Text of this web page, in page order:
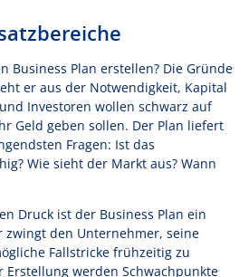
Business Plan erstellen? Die Gründe
er aus der Notwendigkeit, Kapital
Investoren wollen schwarz auf
Geld geben sollen. Der Plan liefert
Fragen: Ist das
Wie sieht der Markt aus? Wann
Druck ist der Business Plan ein
zwingt den Unternehmer, seine
Fallstricke frühzeitig zu
Erstellung werden Schwachpunkte